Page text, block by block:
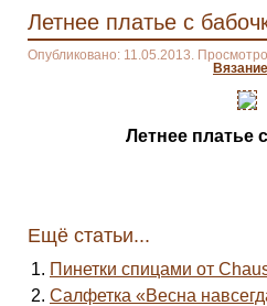
Летнее платье с
Опубликовано: 11.05.2013.
Летнее платье
Ещё статьи...
Пинетки спицами от
Салфетка «Весна